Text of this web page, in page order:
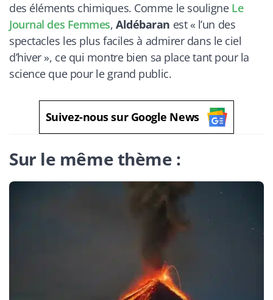
des éléments chimiques. Comme le souligne Le
Journal des Femmes,Aldébaran est « l’un des
spectacles les plus faciles à admirer dans le ciel
d’hiver », ce qui montre bien sa place tant pour la
science que pour le grand public.
Suivez-nous sur Google News
Sur le même thème :